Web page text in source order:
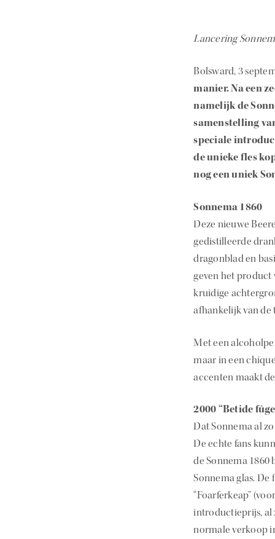
Lancering
Bolsward, 3
manier. Na een
namelijk de
samenstelling
speciale
de unieke fles
nog een uniek
Sonnema 1860
Deze nieuwe
gedistilleerde
dragonblad en
geven het product
kruidige
afhankelijk van
Met een
maar in een
accenten maakt
2000 “Betide
Dat Sonnema al
De echte fans
de Sonnema
Sonnema glas.
“Foarferkeap”
introductieprijs, al
normale verkoop